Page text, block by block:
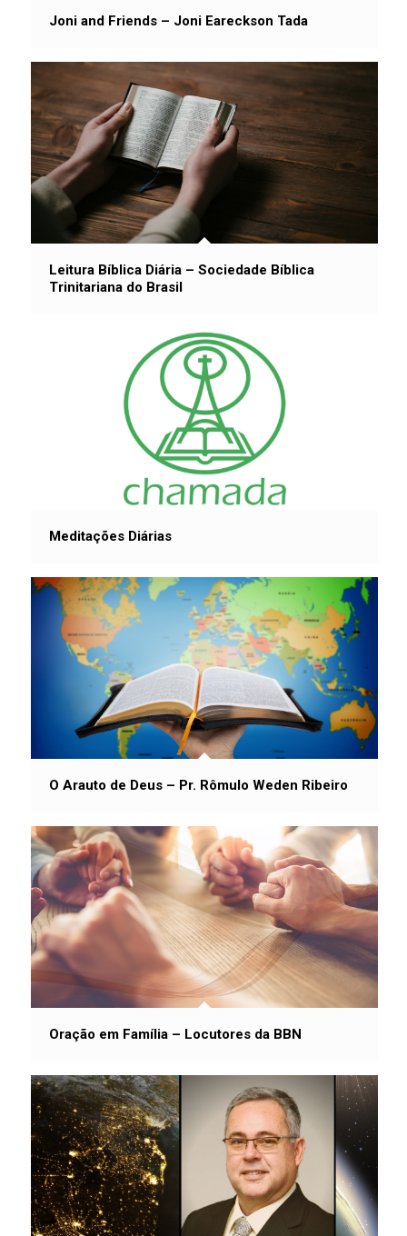
Joni and Friends – Joni Eareckson Tada
Leitura Bíblica Diária – Sociedade Bíblica
Trinitariana do Brasil
Meditações Diárias
O Arauto de Deus – Pr. Rômulo Weden Ribeiro
Oração em Família – Locutores da BBN